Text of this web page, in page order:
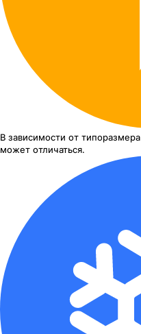
В зависимости от типоразмера
может отличаться.